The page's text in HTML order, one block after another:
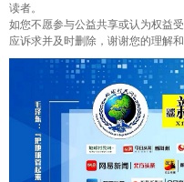
读者。
如您不愿参与公益共享或认为权益
应诉求并及时删除，谢谢您的理解和